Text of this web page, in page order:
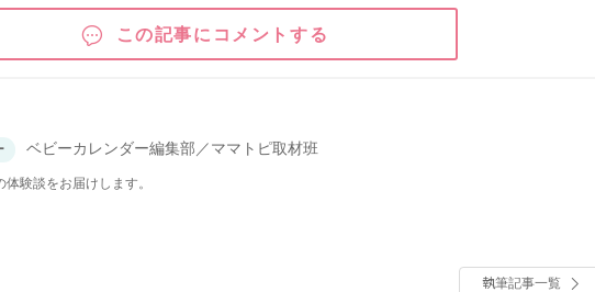
この記事にコメントする
ベビーカレンダー編集部／ママトピ取材班
体験談をお届けします。
執筆記事一覧